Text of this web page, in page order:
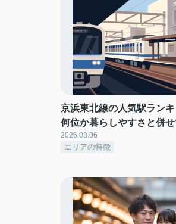
京浜東北線の人気駅ラン
何位か暮らしやすさと併
2026.08.06
エリアの特徴